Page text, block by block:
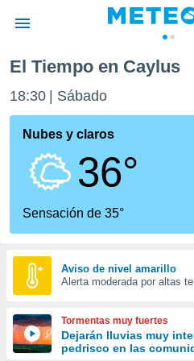
de
por
que se
calidad.
a este
las
y
forma
digital
basada
El Tiempo en Caylus
18:30 Sábado
Nubes y claros
36°
Sensación de 35°
Aviso de nivel amarillo
Alerta moderada por altas
Tormentas muy fuertes
Dejarán lluvias muy
pedrisco en las